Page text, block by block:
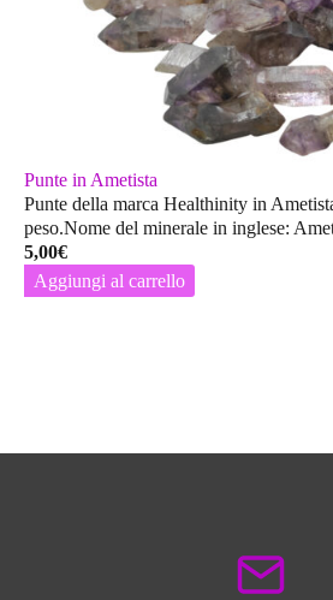
Punte in Ametista
Punte della marca Healthinity in
peso.Nome del minerale in inglese:
5,00€
Aggiungi al carrello